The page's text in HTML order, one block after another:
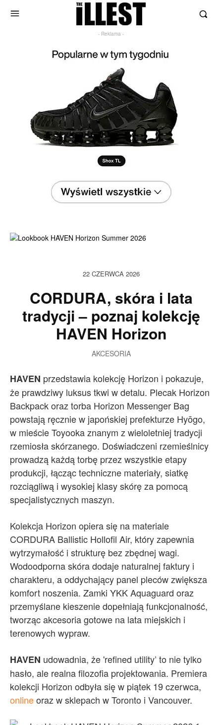
- Reklama -
22 CZERWCA 2026
CORDURA, skóra i lata
tradycji – poznaj kolekcję
HAVEN Horizon
AKCESORIA
HAVEN przedstawia kolekcję Horizon i pokazuje,
że prawdziwy luksus tkwi w detalu. Plecak Horizon
Backpack oraz torba Horizon Messenger Bag
powstają ręcznie w japońskiej prefekturze Hyōgo,
w mieście Toyooka znanym z wieloletniej tradycji
rzemiosła skórzanego. Doświadczeni rzemieślnicy
prowadzą każdą torbę przez wszystkie etapy
produkcji, łącząc techniczne materiały, siatkę
rozciągliwą i wysokiej klasy skórę za pomocą
specjalistycznych maszyn.
Kolekcja Horizon opiera się na materiale
CORDURA Ballistic Hollofil Air, który zapewnia
wytrzymałość i strukturę bez zbędnej wagi.
Wodoodporna skóra dodaje naturalnej faktury i
charakteru, a oddychający panel pleców zwiększa
komfort noszenia. Zamki YKK Aquaguard oraz
przemyślane kieszenie dopełniają funkcjonalność,
tworząc akcesoria gotowe na lata miejskich i
terenowych wypraw.
HAVEN udowadnia, że 'refined utility’ to nie tylko
hasło, ale realna filozofia projektowania. Premiera
kolekcji Horizon odbyła się w piątek 19 czerwca,
onlineoraz w sklepach w Toronto i Vancouver.